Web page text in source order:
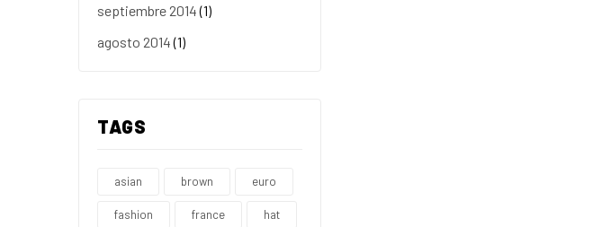
septiembre 2014(1)
agosto 2014(1)
TAGS
asian brown euro
fashion france hat